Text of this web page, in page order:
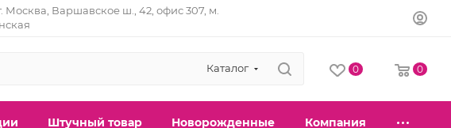
г. Москва, Варшавское ш., 42, офис 307, м.
Каталог 0 0
Штучный товар Новорожденные Компания